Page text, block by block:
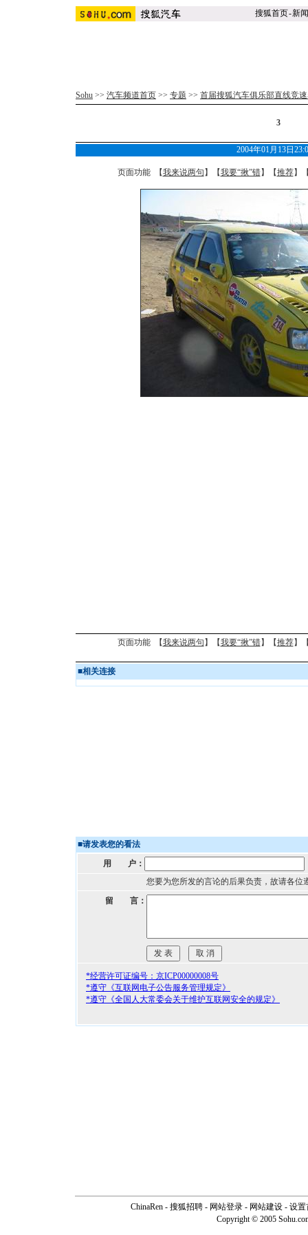
搜狐首页-新闻
Sohu >> 汽车频道首页 >> 专题 >> 首届搜狐汽车俱乐部直线竞
3
2004年01月13日
页面功能 【我来说两句 】【我要“揪”错】【推荐】
页面功能 【我来说两句 】【我要“揪”错】【推荐】
■相关连接
■请发表您的看法
用 户：
您要为您所发的言论的后果负责，故请各位
留 言：
*经营许可证编号：京ICP00000008号
*遵守《互联网电子公告服务管理规定》
*遵守《全国人大常委会关于维护互联网安全的规定》
ChinaRen - 搜狐招聘 - 网站登录 - 网站建设 - 设置
Copyright © 2005